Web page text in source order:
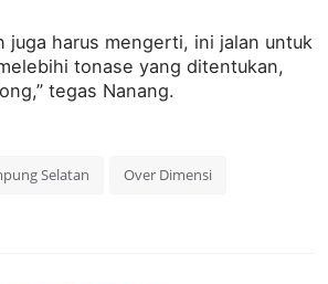
juga harus mengerti, ini jalan untuk
tonase yang ditentukan,
tegas Nanang.
Selatan Over Dimensi